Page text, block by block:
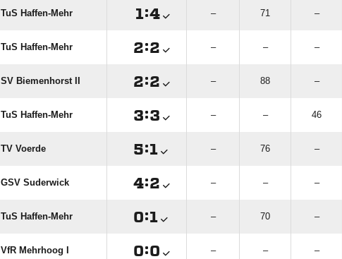
TuS Haffen-Mehr : – 71 –
TuS Haffen-Mehr : – – –
SV Biemenhorst II : – 88 –
TuS Haffen-Mehr : – – 46
TV Voerde : – 76 –
GSV Suderwick : – – –
TuS Haffen-Mehr : – 70 –
VfR Mehrhoog I : – – –